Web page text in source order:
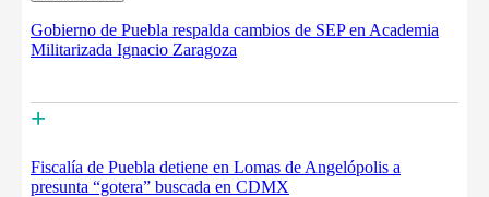
Gobierno de Puebla respalda cambios de SEP en Academia
Militarizada Ignacio Zaragoza
+
Fiscalía de Puebla detiene en Lomas de Angelópolis a
presunta “gotera” buscada en CDMX